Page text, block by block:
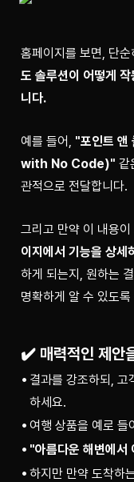
홈페이지를 보면, 단
도 솔루션이 어떻게
니다.
예를 들어, "포인트
with No Code)" 같
관적으로 전달합니다.
그리고 만약 이 내용이
이지에서 기능을 상세
하게 되는지, 원하는
명확하게 알 수 있도
✔️ 매력적인 제안
결과를 강조하되, 고
하세요.
여행 상품을 예로 들
"아름다운 해변에서
하지만 만약 도착하